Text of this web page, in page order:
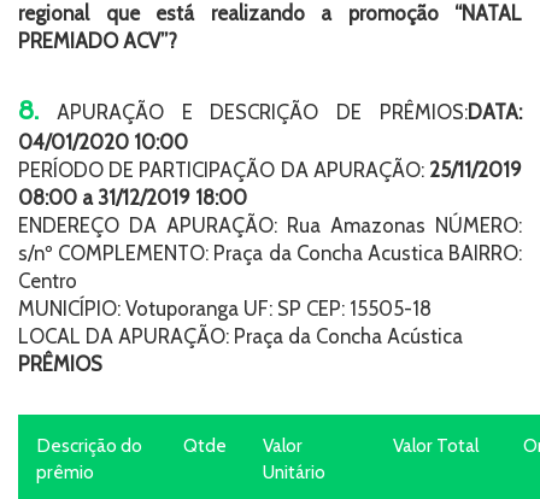
regional que está realizando a promoção “NATAL
PREMIADO ACV”?
8. APURAÇÃO E DESCRIÇÃO DE PRÊMIOS:DATA:
04/01/2020 10:00
PERÍODO DE PARTICIPAÇÃO DA APURAÇÃO: 25/11/2019
08:00 a 31/12/2019 18:00
ENDEREÇO DA APURAÇÃO: Rua Amazonas NÚMERO:
s/nº COMPLEMENTO: Praça da Concha Acustica BAIRRO:
Centro
MUNICÍPIO: Votuporanga UF: SP CEP: 15505-18
LOCAL DA APURAÇÃO: Praça da Concha Acústica
PRÊMIOS
Descrição do
prêmio
Qtde
Valor
Unitário
Valor Total